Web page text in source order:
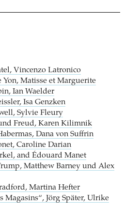
Vincenzo Latronico
Yon, Matisse et Marguerite
Ian Waelder
Isa Genzken
Sylvie Fleury
Freud, Karen Kilimnik
Dana von Suffrin
Caroline Darian
and Édouard Manet
Matthew Barney und Alex
Martina Hefter
Magasins“, Jörg Später, Ulrike